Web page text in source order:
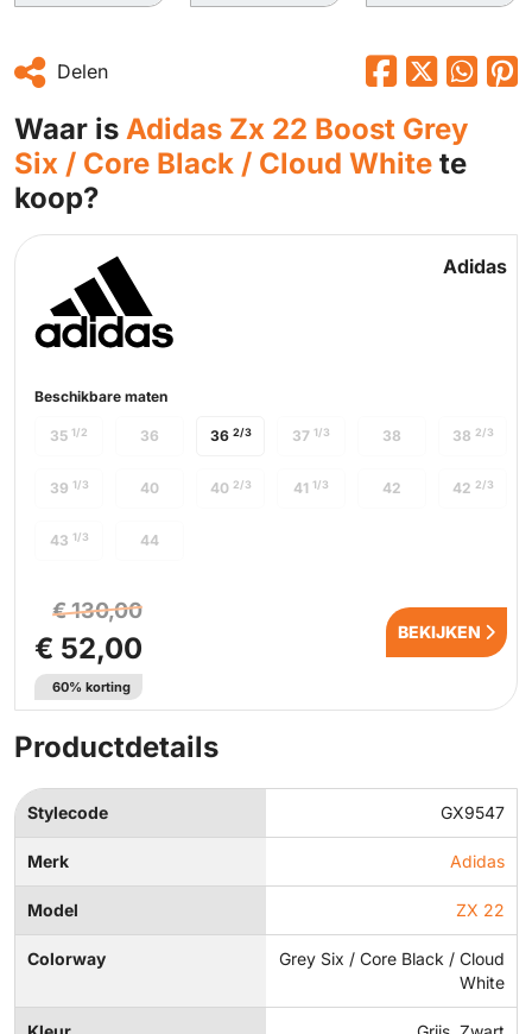
Delen
Waar is Adidas Zx 22 Boost Grey
Six / Core Black / Cloud White te
koop?
Adidas
Beschikbare maten
36 2/3
35 1/2 36 37 1/3 38 38 2/3
39 1/3 40 40 2/3 41 1/3 42 42 2/3
43 1/3 44
€ 130,00
€ 52,00
60% korting
BEKIJKEN
Productdetails
Stylecode GX9547
Merk Adidas
Model ZX 22
Colorway
Grey Six / Core Black / Cloud
White